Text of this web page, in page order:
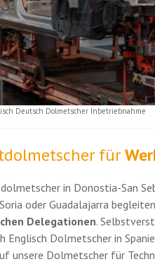
Deutsch Dolmetscher Inbetriebnahme
für
in Donostia-San
oder Guadalajarra
Delegationen.
Englisch Dolmetscher in
unsere Dolmetscher für